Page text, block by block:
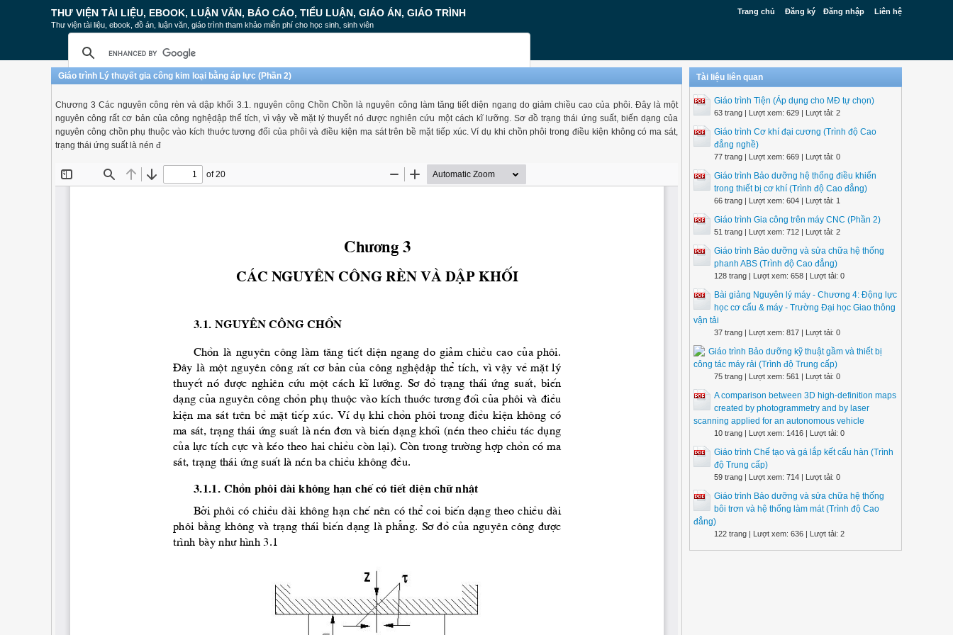
Trang chủ Đăng ký Đăng nhập Liên hệ
THƯ VIỆN TÀI LIỆU, EBOOK, LUẬN VĂN, BÁO CÁO, TIỂU LUẬN, GIÁO ÁN, GIÁO TRÌNH
Thư viện tài liệu, ebook, đồ án, luận văn, giáo trình tham khảo miễn phí cho học sinh, sinh viên
Giáo trình Lý thuyết gia công kim loại bằng áp lực (Phần 2)
Chương 3 Các nguyên công rèn và dập khối 3.1. nguyên công Chồn Chồn là nguyên công làm tăng tiết diện ngang do giảm chiều cao của phôi. Đây là một
nguyên công rất cơ bản của công nghệdập thể tích, vì vậy về mặt lý thuyết nó được nghiên cứu một cách kĩ lưỡng. Sơ đồ trạng thái ứng suất, biến dạng của
nguyên công chồn phụ thuộc vào kích thuớc tương đối của phôi và điều kiện ma sát trên bề mặt tiếp xúc. Ví dụ khi chồn phôi trong điều kiện không có ma sát,
trạng thái ứng suất là nén đ
Tài liệu liên quan
Giáo trình Tiện (Áp dụng cho MĐ tự chọn)
63 trang | Lượt xem: 629 | Lượt tải: 2
Giáo trình Cơ khí đại cương (Trình độ Cao
đẳng nghề)
77 trang | Lượt xem: 669 | Lượt tải: 0
Giáo trình Bảo dưỡng hệ thống điều khiển
trong thiết bị cơ khí (Trình độ Cao đẳng)
66 trang | Lượt xem: 604 | Lượt tải: 1
Giáo trình Gia công trên máy CNC (Phần 2)
51 trang | Lượt xem: 712 | Lượt tải: 2
Giáo trình Bảo dưỡng và sửa chữa hệ thống
phanh ABS (Trình độ Cao đẳng)
128 trang | Lượt xem: 658 | Lượt tải: 0
Bài giảng Nguyên lý máy - Chương 4: Động lực
học cơ cấu & máy - Trường Đại học Giao thông
vận tải
37 trang | Lượt xem: 817 | Lượt tải: 0
Giáo trình Bảo dưỡng kỹ thuật gầm và thiết bị
công tác máy rải (Trình độ Trung cấp)
75 trang | Lượt xem: 561 | Lượt tải: 0
A comparison between 3D high-definition maps
created by photogrammetry and by laser
scanning applied for an autonomous vehicle
10 trang | Lượt xem: 1416 | Lượt tải: 0
Giáo trình Chế tạo và gá lắp kết cấu hàn (Trình
độ Trung cấp)
59 trang | Lượt xem: 714 | Lượt tải: 0
Giáo trình Bảo dưỡng và sửa chữa hệ thống
bôi trơn và hệ thống làm mát (Trình độ Cao
đẳng)
122 trang | Lượt xem: 636 | Lượt tải: 2